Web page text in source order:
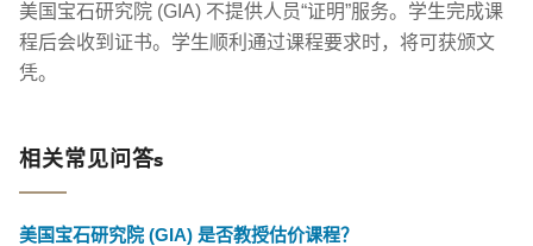
美国宝石研究院 (GIA) 不提供人员“证明”服务。学生完成课
程后会收到证书。学生顺利通过课程要求时，将可获颁文
凭。
相关常见问答s
美国宝石研究院 (GIA) 是否教授估价课程？